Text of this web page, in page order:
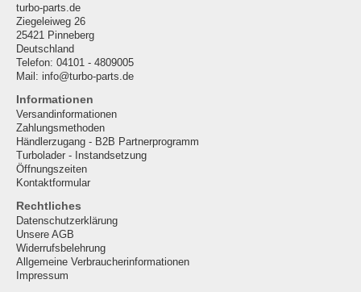
turbo-parts.de
Ziegeleiweg 26
25421 Pinneberg
Deutschland
Telefon: 04101 - 4809005
Mail: info@turbo-parts.de
Informationen
Versandinformationen
Zahlungsmethoden
Händlerzugang - B2B Partnerprogramm
Turbolader - Instandsetzung
Öffnungszeiten
Kontaktformular
Rechtliches
Datenschutzerklärung
Unsere AGB
Widerrufsbelehrung
Allgemeine Verbraucherinformationen
Impressum